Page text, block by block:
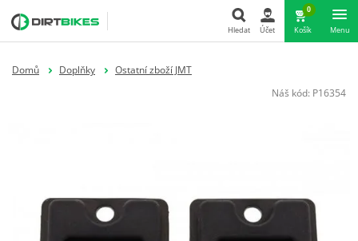
Hledat Účet
0
Košík Menu
Domů Doplňky
Ostatní zboží JMT
Náš kód: P16354